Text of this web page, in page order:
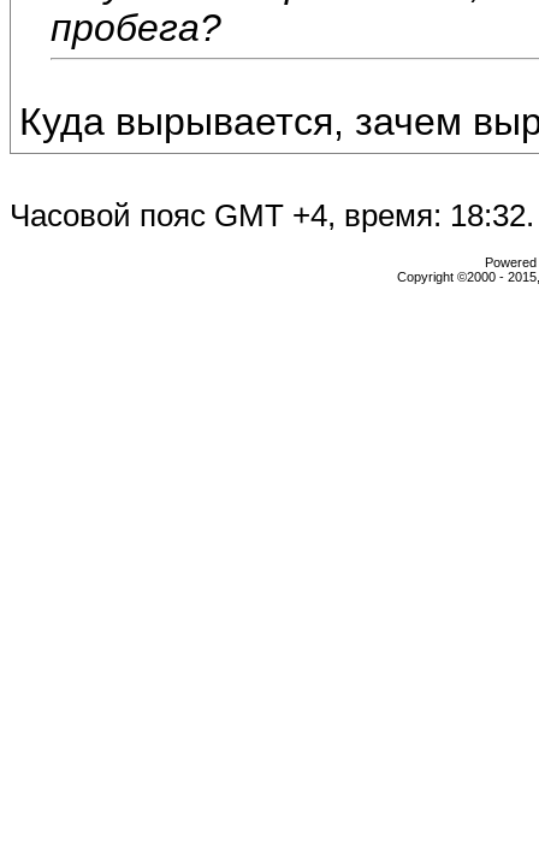
пробега?
Куда вырывается, зачем
Часовой пояс GMT +4, время: 18:32.
Copyright ©2000 -